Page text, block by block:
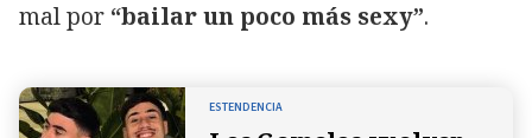
mal por “bailar un poco más sexy”.
ESTENDENCIA